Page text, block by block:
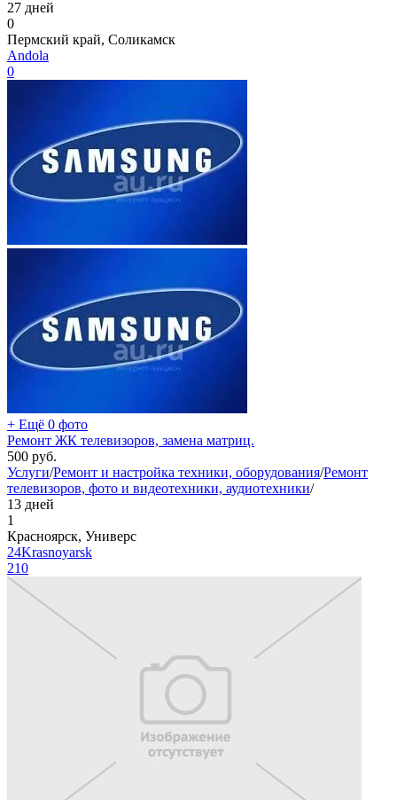
27 дней
0
Пермский край, Соликамск
Andola
0
+ Ещё 0 фото
Ремонт ЖК телевизоров, замена матриц.
500 руб.
Услуги/Ремонт и настройка техники, оборудования/Ремонт
телевизоров, фото и видеотехники, аудиотехники/
13 дней
1
Красноярск, Универс
24Krasnoyarsk
210